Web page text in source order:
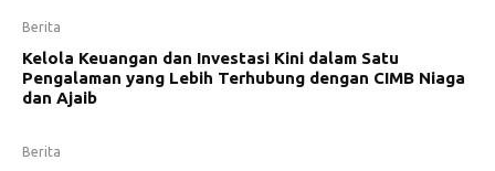
Berita
Kelola Keuangan dan Investasi Kini dalam Satu
Pengalaman yang Lebih Terhubung dengan CIMB Niaga
dan Ajaib
Berita